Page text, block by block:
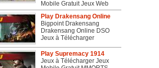
Mobile Gratuit Jeux Web
Play Drakensang Online
Bigpoint Drakensang
Drakensang Online DSO
Jeux à Télécharger
Play Supremacy 1914
Jeux à Télécharger Jeux